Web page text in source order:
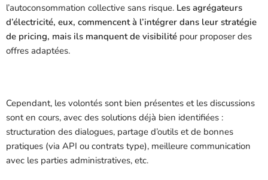
l’autoconsommation collective sans risque. Les agrégateurs
d’électricité, eux, commencent à l’intégrer dans leur stratégie
de pricing, mais ils manquent de visibilité pour proposer des
offres adaptées.
Cependant, les volontés sont bien présentes et les discussions
sont en cours, avec des solutions déjà bien identifiées :
structuration des dialogues, partage d’outils et de bonnes
pratiques (via API ou contrats type), meilleure communication
avec les parties administratives, etc.